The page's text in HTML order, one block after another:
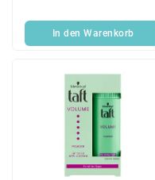
In den Warenkorb